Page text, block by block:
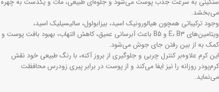
می‌بخشد.
وجود ترکیباتی همچون هیالورونیک اسید، بیزابولول، سالیسیلیک اسید،
ویتامین‌های E، B3 و B5 باعث آبرسانی عمیق، کاهش التهاب، بهبود بافت پوست و
کمک به از بین رفتن جای جوش می‌شود.
این کرم علاوه‌بر کنترل چربی و جلوگیری از بروز آکنه، با رنگ طبیعی خود نقش
کرم‌پودر روزانه را نیز ایفا می‌کند و از پوست در برابر پیری زودرس محافظت
می‌نماید.